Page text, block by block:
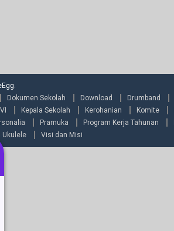
.
Dokumen Sekolah Download Drumband
Kepala Sekolah Kerohanian Komite
Pramuka Program Kerja Tahunan
Ukulele Visi dan Misi